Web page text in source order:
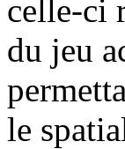
celle-ci
du jeu
le